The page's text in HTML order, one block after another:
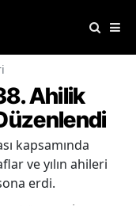
Ahilik
kapsamında
ve yılın ahileri
erdi.